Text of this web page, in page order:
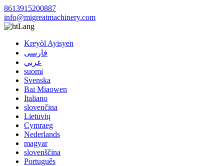
8613915200887
info@migreatmachinery.com
Lang
Kreyòl Ayisyen
فارسی
عربي
suomi
Svenska
Bai Miaowen
Italiano
slovenčina
Lietuvių
Cymraeg
Nederlands
magyar
slovenščina
Português